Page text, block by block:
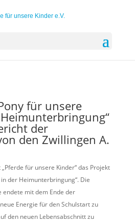
für unsere
der
den Zwillingen A.
für unsere Kinder“ das Projekt
der Heimunterbringung“. Die
endete mit dem Ende der
Energie für den Schulstart zu
den neuen Lebensabschnitt zu